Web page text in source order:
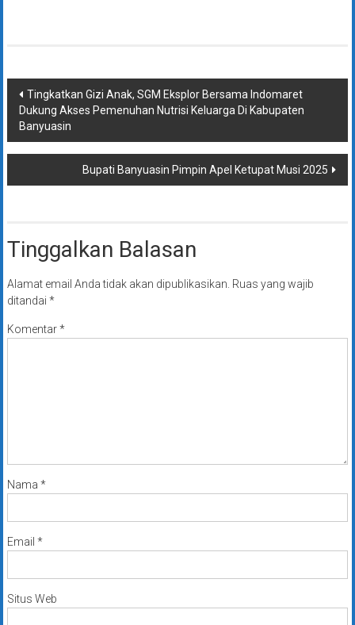
Navigasi
pos
Tingkatkan Gizi Anak, SGM Eksplor Bersama Indomaret
Dukung Akses Pemenuhan Nutrisi Keluarga Di Kabupaten
Banyuasin
Bupati Banyuasin Pimpin Apel Ketupat Musi 2025
Tinggalkan Balasan
Alamat email Anda tidak akan dipublikasikan. Ruas yang wajib
ditandai *
Komentar*
Nama *
Email *
Situs Web